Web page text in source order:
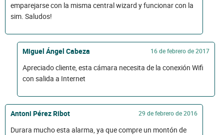
emparejarse con la misma central wizard y funcionar con la
sim. Saludos!
Miguel Ángel Cabeza 16 de febrero de 2017
Apreciado cliente, esta cámara necesita de la conexión Wifi
con salida a Internet
Antoni Pérez Ribot 29 de febrero de 2016
Durara mucho esta alarma, ya que compre un montón de